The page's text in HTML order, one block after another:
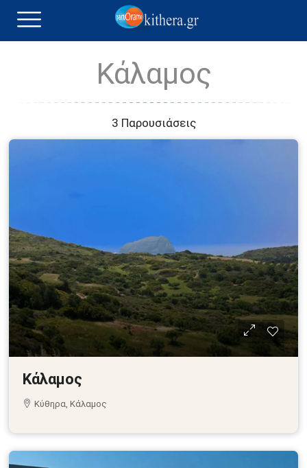
Κάλαμος
3 Παρουσιάσεις
Κάλαμος
Κύθηρα, Κάλαμος